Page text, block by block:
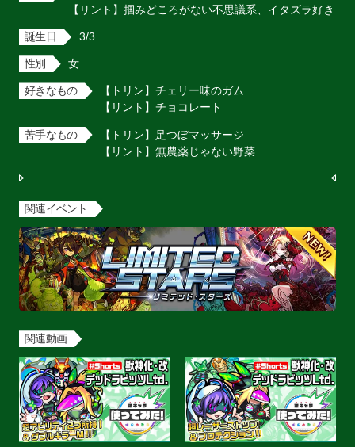
【リント】掴みどころがない不思議系、イタズラ好き
誕生日 3/3
性別 女
好きなもの
【トリン】チェリー味のガム
【リント】チョコレート
苦手なもの
【トリン】足つぼマッサージ
【リント】無農薬じゃない野菜
関連イベント
関連動画